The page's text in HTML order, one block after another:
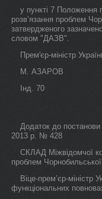
у пункті 7 Положення
розв’язання проблем
затвердженого
словом "ДАЗВ".
Прем'єр-міністр
М. АЗАРОВ
Інд. 70
Додаток до постанови
2013 р. № 428
СКЛАД Міжвідомчої
проблем
Віце-прем’єр-міністр
функціональних